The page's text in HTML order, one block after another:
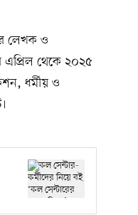
লেখক ও
এপ্রিল থেকে ২০২৫
ধর্মীয় ও